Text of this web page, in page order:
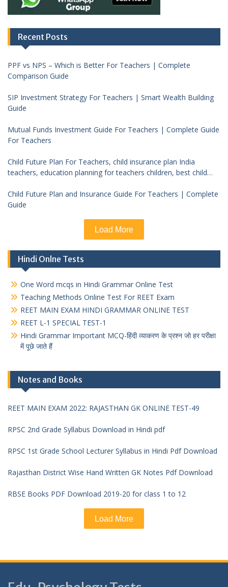
Recent Posts
PPF vs NPS – Which is Better For Teachers | Complete
Comparison Guide
SIP Investment Strategy For Teachers | Smart Wealth Building
Guide
Mutual Funds Investment Guide For Teachers | Complete Guide
For Teachers
Child Future Plan For Teachers, child insurance plan India
teachers, education planning for teachers children, best child
Child Future Plan and Insurance Guide For Teachers | Complete
Guide
Load More
Hindi Onlne Tests
One Word mcqs in Hindi Grammar Online Test
Teaching Methods Online Test For REET Exam
REET MAIN EXAM HINDI GRAMMAR ONLINE TEST
REET L-1 SPECIAL TEST-1
Hindi Grammar Important MCQ-हिंदी व्याकरण के प्रश्न जो हर परीक्षा
में पूछे जाते हैं
Notes and Books
REET MAIN EXAM 2022: RAJASTHAN GK ONLINE TEST-49
RPSC 2nd Grade Syllabus Download in Hindi pdf
RPSC 1st Grade School Lecturer Syllabus in Hindi Pdf Download
Rajasthan District Wise Hand Written GK Notes Pdf Download
RBSE Books PDF Download 2019-20 for class 1 to 12
Load More